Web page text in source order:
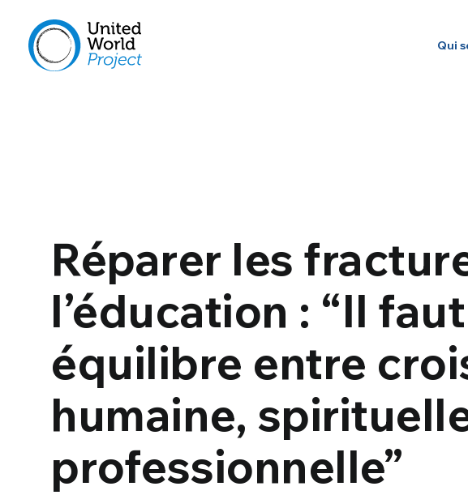
Qui
Réparer les
l’éducation : “Il
équilibre entre
humaine,
professionnelle”